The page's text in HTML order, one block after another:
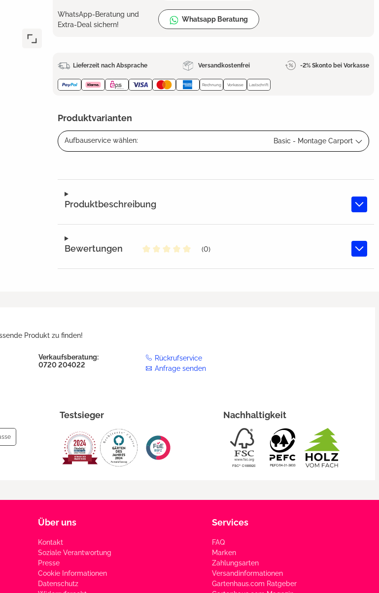
WhatsApp-Beratung und
Extra-Deal sichern!
Whatsapp Beratung
Lieferzeit nach Absprache Versandkostenfrei -2% Skonto bei Vorkasse
Rechnung Vorkasse Lastschrift
Produktvarianten
Aufbauservice wählen: Basic - Montage Carport
Produktbeschreibung
Bewertungen
(0)
Produkt zu finden!
Verkaufsberatung:
0720 204022
Rückrufservice
Anfrage senden
Testsieger Nachhaltigkeit
Über uns
Kontakt
Soziale Verantwortung
Presse
Cookie Informationen
Datenschutz
Services
FAQ
Marken
Zahlungsarten
Versandinformationen
Gartenhaus.com Ratgeber